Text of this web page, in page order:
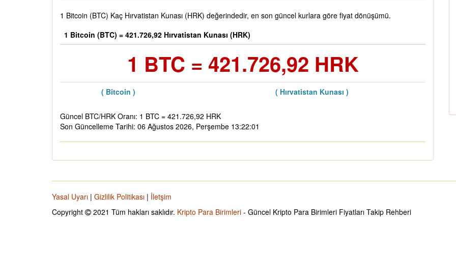
1 Bitcoin (BTC) Kaç Hırvatistan Kunası (HRK) değerindedir, en son güncel kurlara göre fiyat dönüşümü.
1 Bitcoin (BTC) = 421.726,92 Hırvatistan Kunası (HRK)
1 BTC = 421.726,92 HRK
( Bitcoin ) ( Hırvatistan Kunası )
Güncel BTC/HRK Oranı: 1 BTC = 421.726,92 HRK
Son Güncelleme Tarihi: 06 Ağustos 2026, Perşembe 13:22:01
Yasal Uyarı | Gizlilik Politikası | İletşim
Copyright
2021 Tüm hakları saklıdır. Kripto Para Birimleri - Güncel Kripto Para Birimleri Fiyatları Takip Rehberi